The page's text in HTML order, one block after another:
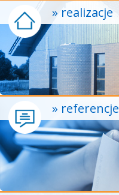
» realizacje
» referencje